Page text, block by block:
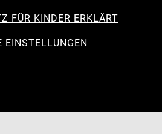
FÜR KINDER ERKLÄRT
EINSTELLUNGEN